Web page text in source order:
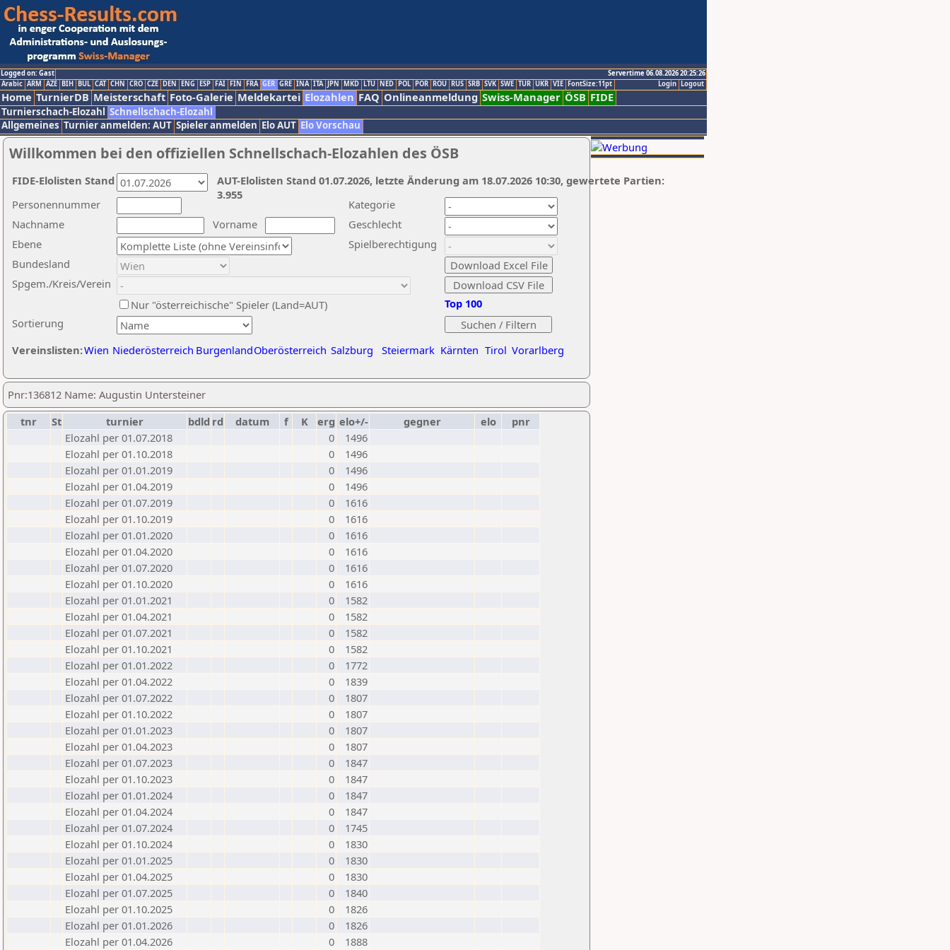
Logged on: Gast
Servertime 06.08.2026 20:25:26
Logout
Login
Arabic ARM AZE BIH BUL CAT CHN CRO CZE DEN ENG ESP FAI FIN FRA GER GRE INA ITA JPN MKD LTU NED POL POR ROU RUS SRB SVK SWE TUR UKR VIE FontSize:11pt
Home TurnierDB Meisterschaft Foto-Galerie Meldekartei Elozahlen FAQ Onlineanmeldung Swiss-Manager ÖSB FIDE
Turnierschach-Elozahl Schnellschach-Elozahl
Allgemeines Turnier anmelden: AUT Spieler anmelden Elo AUT Elo Vorschau
Willkommen bei den offiziellen Schnellschach-Elozahlen des ÖSB
Nachname
Vorname
Ebene
Kategorie
Sortierung
Personennummer
Bundesland
Spgem./Kreis/Verein
Geschlecht
Nur "österreichische" Spieler (Land=AUT)
Spielberechtigung
Vereinslisten:Wien Niederösterreich BurgenlandOberösterreich Salzburg Steiermark Kärnten Tirol Vorarlberg
Top 100
AUT-Elolisten Stand 01.07.2026, letzte Änderung am 18.07.2026 10:30, gewertete Partien:
3.955
FIDE-Elolisten Stand
Pnr:136812 Name: Augustin Untersteiner
tnr
St turnier bdld rd datum f K erg elo+/- gegner elo
pnr
Elozahl per 01.07.2018
0
1496
Elozahl per 01.10.2018
0
1496
Elozahl per 01.01.2019
0
1496
Elozahl per 01.04.2019
0
1496
Elozahl per 01.07.2019
0
1616
Elozahl per 01.10.2019
0
1616
Elozahl per 01.01.2020
0
1616
Elozahl per 01.04.2020
0
1616
Elozahl per 01.07.2020
0
1616
Elozahl per 01.10.2020
0
1616
Elozahl per 01.01.2021
0
1582
Elozahl per 01.04.2021
0
1582
Elozahl per 01.07.2021
0
1582
Elozahl per 01.10.2021
0
1582
Elozahl per 01.01.2022
0
1772
Elozahl per 01.04.2022
0
1839
Elozahl per 01.07.2022
0
1807
Elozahl per 01.10.2022
0
1807
Elozahl per 01.01.2023
0
1807
Elozahl per 01.04.2023
0
1807
Elozahl per 01.07.2023
0
1847
Elozahl per 01.10.2023
0
1847
Elozahl per 01.01.2024
0
1847
Elozahl per 01.04.2024
0
1847
Elozahl per 01.07.2024
0
1745
Elozahl per 01.10.2024
0
1830
Elozahl per 01.01.2025
0
1830
Elozahl per 01.04.2025
0
1830
Elozahl per 01.07.2025
0
1840
Elozahl per 01.10.2025
0
1826
Elozahl per 01.01.2026
0
1826
Elozahl per 01.04.2026
0 1888